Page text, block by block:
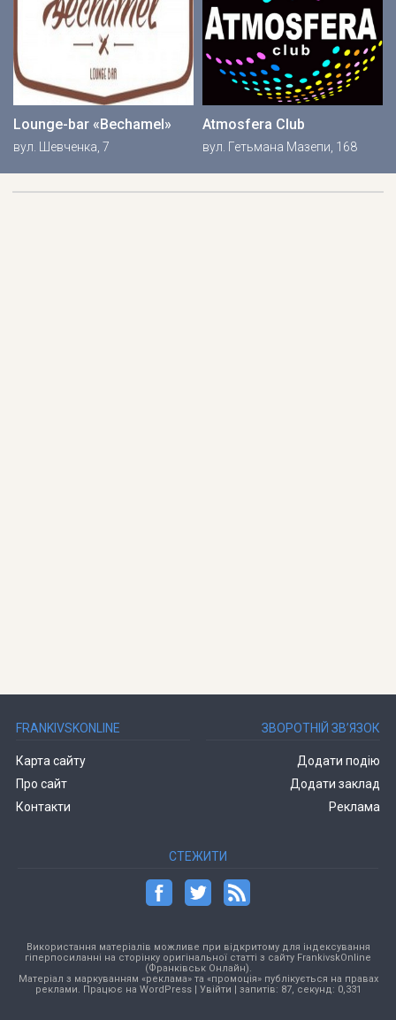
Lounge-bar «Beсhamel»
вул. Шевченка, 7
Atmosfera Club
вул. Гетьмана Мазепи, 168
FRANKIVSKONLINE
Карта сайту
Про сайт
Контакти
ЗВОРОТНІЙ ЗВ’ЯЗОК
Додати подію
Додати заклад
Реклама
СТЕЖИТИ
Використання матеріалів можливе при відкритому для індексування
гіперпосиланні на сторінку оригінальної статті з сайту FrankivskOnline
(Франківськ Онлайн).
Матеріал з маркуванням «реклама» та «промоція» публікується на правах
реклами. Працює на WordPress| Увійти | запитів: 87, секунд: 0,331